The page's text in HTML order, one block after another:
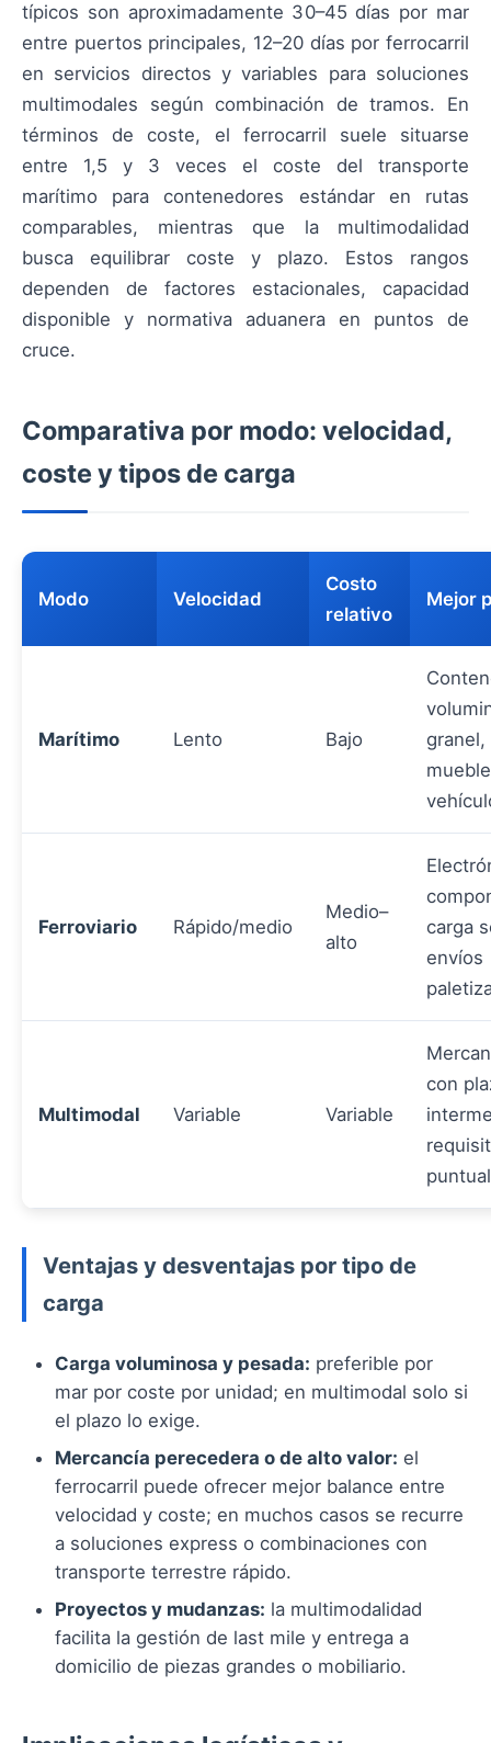
típicos son aproximadamente 30–45 días por mar
entre puertos principales, 12–20 días por ferrocarril
en servicios directos y variables para soluciones
multimodales según combinación de tramos. En
términos de coste, el ferrocarril suele situarse
entre 1,5 y 3 veces el coste del transporte
marítimo para contenedores estándar en rutas
comparables, mientras que la multimodalidad
busca equilibrar coste y plazo. Estos rangos
dependen de factores estacionales, capacidad
disponible y normativa aduanera en puntos de
cruce.
Comparativa por modo: velocidad,
coste y tipos de carga
Modo Velocidad
Costo
relativo
Mejor
Marítimo Lento Bajo
granel,
Ferroviario Rápido/medio
Medio–
alto
carga
envíos
Multimodal Variable Variable
con
Ventajas y desventajas por tipo de
carga
Carga voluminosa y pesada: preferible por
mar por coste por unidad; en multimodal solo si
el plazo lo exige.
Mercancía perecedera o de alto valor: el
ferrocarril puede ofrecer mejor balance entre
velocidad y coste; en muchos casos se recurre
a soluciones express o combinaciones con
transporte terrestre rápido.
Proyectos y mudanzas: la multimodalidad
facilita la gestión de last mile y entrega a
domicilio de piezas grandes o mobiliario.